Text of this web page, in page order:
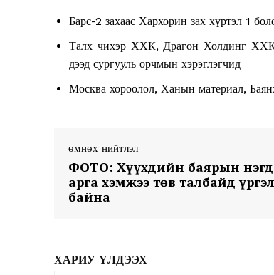
Барс-2 захаас Хархорин зах хүртэл 1
Талх чихэр ХХК, Драгон Холдинг
дээд сургууль орчмын хэрэглэгчид
Москва хороолол, Ханын материал,
өмнөх нийтлэл
ФОТО: Хүүхдийн баярын
арга хэмжээ төв талбайд
байна
ХАРИУ ҮЛДЭЭХ